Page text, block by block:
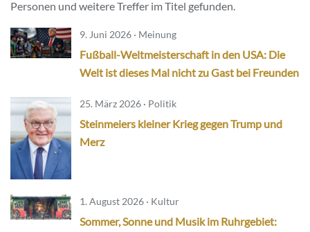
Personen und weitere Treffer im Titel gefunden.
9. Juni 2026 · Meinung
Fußball-Weltmeisterschaft in den USA: Die
Welt ist dieses Mal nicht zu Gast bei Freunden
25. März 2026 · Politik
Steinmeiers kleiner Krieg gegen Trump und
Merz
1. August 2026 · Kultur
Sommer, Sonne und Musik im Ruhrgebiet: